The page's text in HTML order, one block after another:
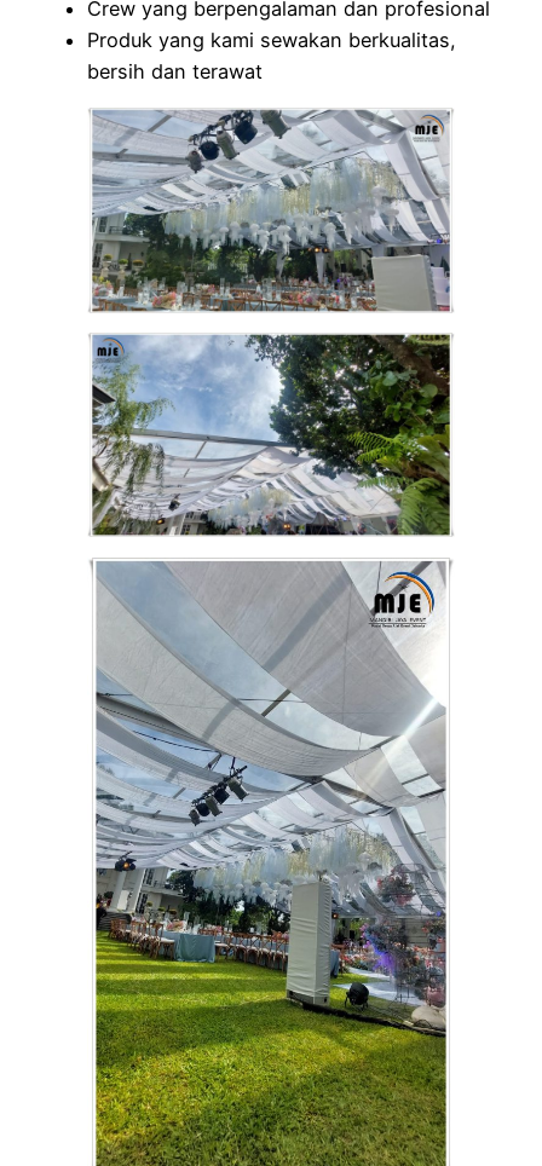
Crew yang berpengalaman dan profesional
Produk yang kami sewakan berkualitas,
bersih dan terawat